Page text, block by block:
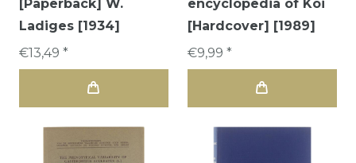
[Paperback] W.
Ladiges [1934]
€13,49 *
encyclopedia of Koi
[Hardcover] [1989]
€9,99 *